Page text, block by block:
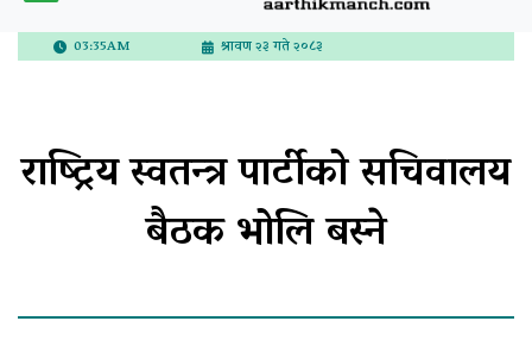
03:35AM श्रावण २३ गते २०८३
राष्ट्रिय स्वतन्त्र पार्टीको सचिवालय
बैठक भोलि बस्ने